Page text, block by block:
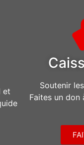
et
Soutenir
Faites un don